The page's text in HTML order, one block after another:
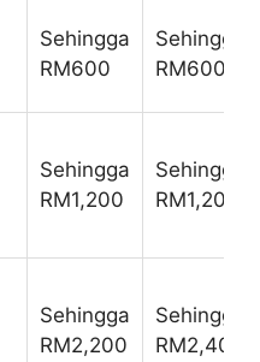
Sehingga
RM600
Sehingga
RM600
Sehingga
RM1,200
Sehingga
RM1,200
Sehingga
RM2,200
Sehingga
RM2,400